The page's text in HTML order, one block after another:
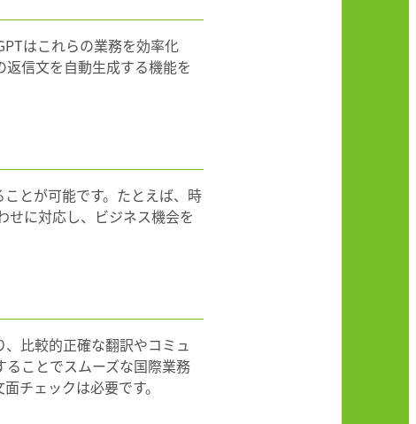
はこれらの業務を効率化
信文を自動生成する機能を
とが可能です。たとえば、時
せに対応し、ビジネス機会を
比較的正確な翻訳やコミュ
ことでスムーズな国際業務
チェックは必要です。